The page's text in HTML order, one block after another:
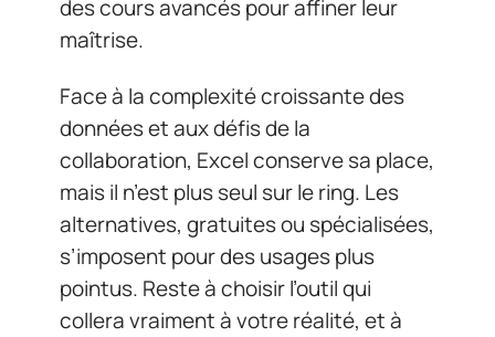
des cours avancés pour affiner leur
maîtrise.
Face à la complexité croissante des
données et aux défis de la
collaboration, Excel conserve sa place,
mais il n’est plus seul sur le ring. Les
alternatives, gratuites ou spécialisées,
s’imposent pour des usages plus
pointus. Reste à choisir l’outil qui
collera vraiment à votre réalité, et à